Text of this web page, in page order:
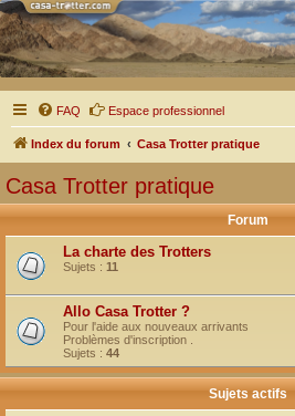
FAQ Espace professionnel
Index du forum Casa Trotter pratique
Casa Trotter pratique
Forum
La charte des Trotters
Sujets : 11
Allo Casa Trotter ?
Pour l'aide aux nouveaux arrivants
Problèmes d'inscription .
Sujets : 44
Sujets actifs